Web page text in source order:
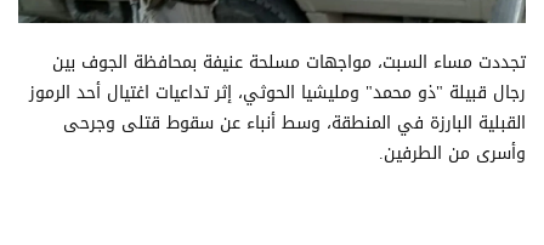
تجددت مساء السبت، مواجهات مسلحة عنيفة بمحافظة الجوف بين
رجال قبيلة "ذو محمد" ومليشيا الحوثي، إثر تداعيات اغتيال أحد الرموز
القبلية البارزة في المنطقة، وسط أنباء عن سقوط قتلى وجرحى
وأسرى من الطرفين.